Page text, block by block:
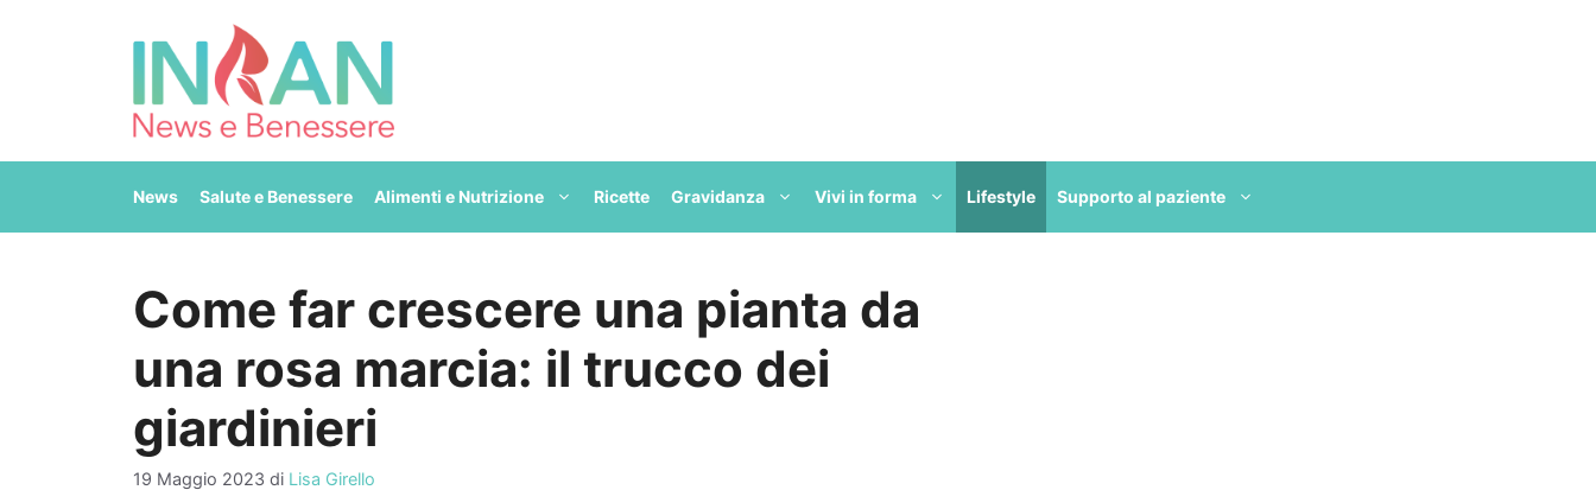
News Salute e Benessere Alimenti e Nutrizione Ricette Gravidanza Vivi in forma Lifestyle Supporto al paziente
Come far crescere una pianta da
una rosa marcia: il trucco dei
giardinieri
19 Maggio 2023 di Lisa Girello